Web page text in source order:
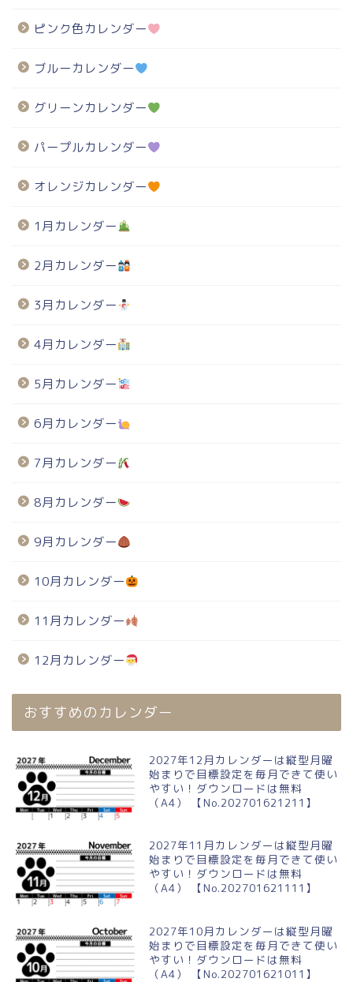
ピンク色カレンダー
ブルーカレンダー
グリーンカレンダー
パープルカレンダー
オレンジカレンダー
1月カレンダー
2月カレンダー
3月カレンダー
4月カレンダー
5月カレンダー
6月カレンダー
7月カレンダー
8月カレンダー
9月カレンダー
10月カレンダー
11月カレンダー
12月カレンダー
おすすめのカレンダー
2027年12月カレンダーは縦型月曜
始まりで目標設定を毎月できて使い
やすい！ダウンロードは無料
（A4） 【No.202701621211】
2027年11月カレンダーは縦型月曜
始まりで目標設定を毎月できて使い
やすい！ダウンロードは無料
（A4） 【No.202701621111】
2027年10月カレンダーは縦型月曜
始まりで目標設定を毎月できて使い
やすい！ダウンロードは無料
（A4） 【No.202701621011】